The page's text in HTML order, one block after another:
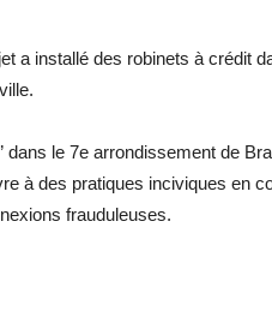
a installé des robinets à crédit
dans le 7e arrondissement de
à des pratiques inciviques en
frauduleuses.